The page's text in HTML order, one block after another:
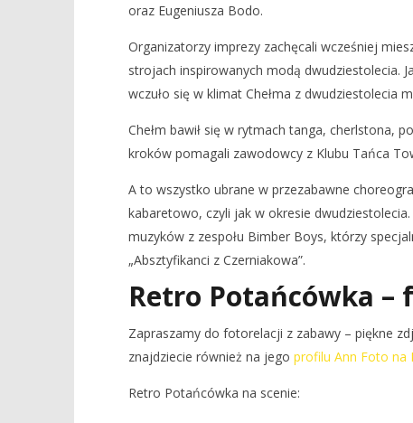
oraz Eugeniusza Bodo.
Organizatorzy imprezy zachęcali wcześniej
strojach inspirowanych modą dwudziestolecia.
wczuło się w klimat Chełma z dwudziestolecia
Chełm bawił się w rytmach tanga, cherlstona,
kroków pomagali zawodowcy z Klubu Tańca
A to wszystko ubrane w przezabawne
kabaretowo, czyli jak w okresie
muzyków z zespołu Bimber Boys, którzy
„Absztyfikanci z Czerniakowa”.
Retro Potańcówka –
Zapraszamy do fotorelacji z zabawy – piękne
znajdziecie również na jego profilu Ann Foto na
Retro Potańcówka na scenie: